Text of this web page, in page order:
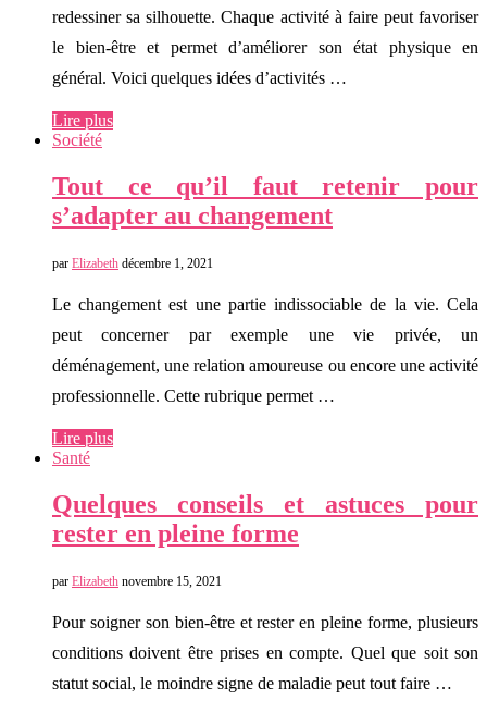
redessiner sa silhouette. Chaque activité à faire peut favoriser
le bien-être et permet d’améliorer son état physique en
général. Voici quelques idées d’activités …
Lire plus
Société
Tout ce qu’il faut retenir pour
s’adapter au changement
par Elizabeth décembre 1, 2021
Le changement est une partie indissociable de la vie. Cela
peut concerner par exemple une vie privée, un
déménagement, une relation amoureuse ou encore une activité
professionnelle. Cette rubrique permet …
Lire plus
Santé
Quelques conseils et astuces pour
rester en pleine forme
par Elizabeth novembre 15, 2021
Pour soigner son bien-être et rester en pleine forme, plusieurs
conditions doivent être prises en compte. Quel que soit son
statut social, le moindre signe de maladie peut tout faire …